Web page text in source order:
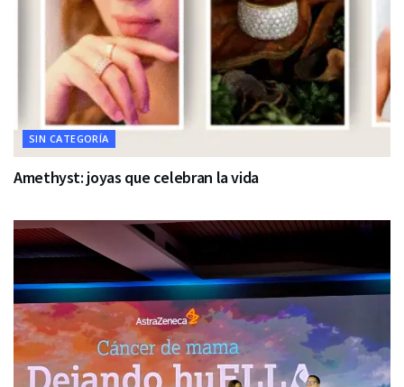
SIN CATEGORÍA
Amethyst: joyas que celebran la vida